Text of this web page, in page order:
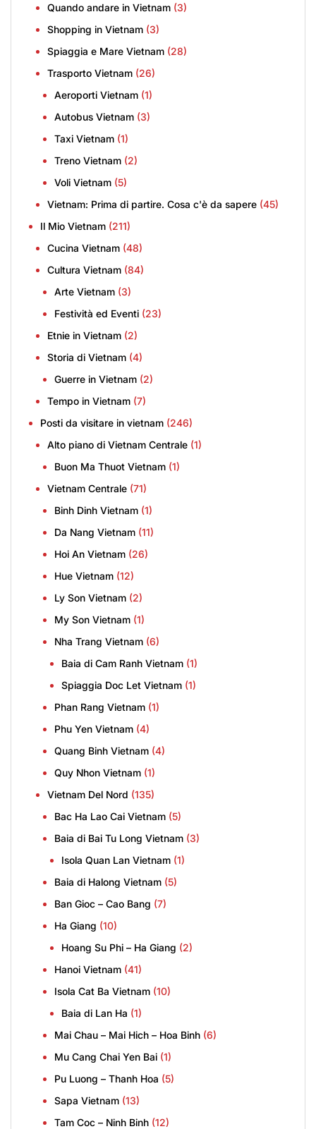
Quando andare in Vietnam (3)
Shopping in Vietnam (3)
Spiaggia e Mare Vietnam (28)
Trasporto Vietnam (26)
Aeroporti Vietnam (1)
Autobus Vietnam (3)
Taxi Vietnam (1)
Treno Vietnam (2)
Voli Vietnam (5)
Vietnam: Prima di partire. Cosa c'è da sapere (45)
Il Mio Vietnam (211)
Cucina Vietnam (48)
Cultura Vietnam (84)
Arte Vietnam (3)
Festività ed Eventi (23)
Etnie in Vietnam (2)
Storia di Vietnam (4)
Guerre in Vietnam (2)
Tempo in Vietnam (7)
Posti da visitare in vietnam (246)
Alto piano di Vietnam Centrale (1)
Buon Ma Thuot Vietnam (1)
Vietnam Centrale (71)
Binh Dinh Vietnam (1)
Da Nang Vietnam (11)
Hoi An Vietnam (26)
Hue Vietnam (12)
Ly Son Vietnam (2)
My Son Vietnam (1)
Nha Trang Vietnam (6)
Baia di Cam Ranh Vietnam (1)
Spiaggia Doc Let Vietnam (1)
Phan Rang Vietnam (1)
Phu Yen Vietnam (4)
Quang Binh Vietnam (4)
Quy Nhon Vietnam (1)
Vietnam Del Nord (135)
Bac Ha Lao Cai Vietnam (5)
Baia di Bai Tu Long Vietnam (3)
Isola Quan Lan Vietnam (1)
Baia di Halong Vietnam (5)
Ban Gioc – Cao Bang (7)
Ha Giang (10)
Hoang Su Phi – Ha Giang (2)
Hanoi Vietnam (41)
Isola Cat Ba Vietnam (10)
Baia di Lan Ha (1)
Mai Chau – Mai Hich – Hoa Binh (6)
Mu Cang Chai Yen Bai (1)
Pu Luong – Thanh Hoa (5)
Sapa Vietnam (13)
Tam Coc – Ninh Binh (12)